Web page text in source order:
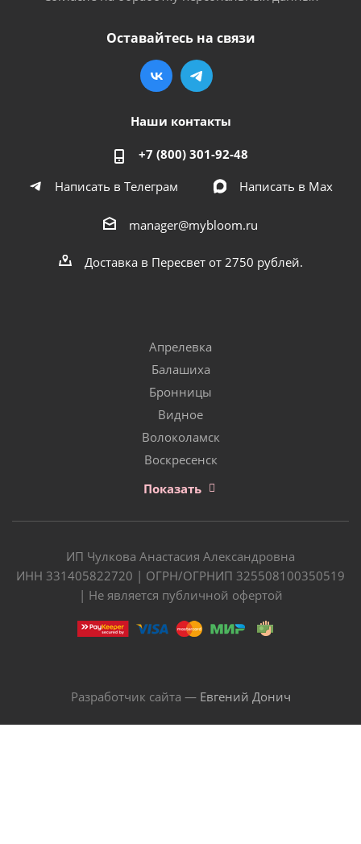
Оставайтесь на связи
Наши контакты
+7 (800) 301-92-48
Написать в Телеграм
Написать в Мах
manager@mybloom.ru
Доставка в Пересвет от 2750 рублей.
Апрелевка
Балашиха
Бронницы
Видное
Волоколамск
Воскресенск
Показать
ИП Чулкова Анастасия Александровна
ИНН 331405822720 | ОГРН/ОГРНИП 325508100350519
| Не является публичной офертой
Разработчик сайта — Евгений Донич